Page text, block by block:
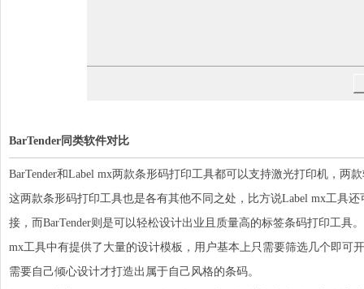
BarTender同类软件对比
BarTender和Label mx两款条形码打印工具都可以支持激光打印机，两
这两款条形码打印工具也是各有其他不同之处，比方说Label mx工具
接，而BarTender则是可以轻松设计出业且质量高的标签条码打印工具
mx工具中有提供了大量的设计模板，用户基本上只需要筛选几个即可
需要自己倾心设计才打造出属于自己风格的条码。